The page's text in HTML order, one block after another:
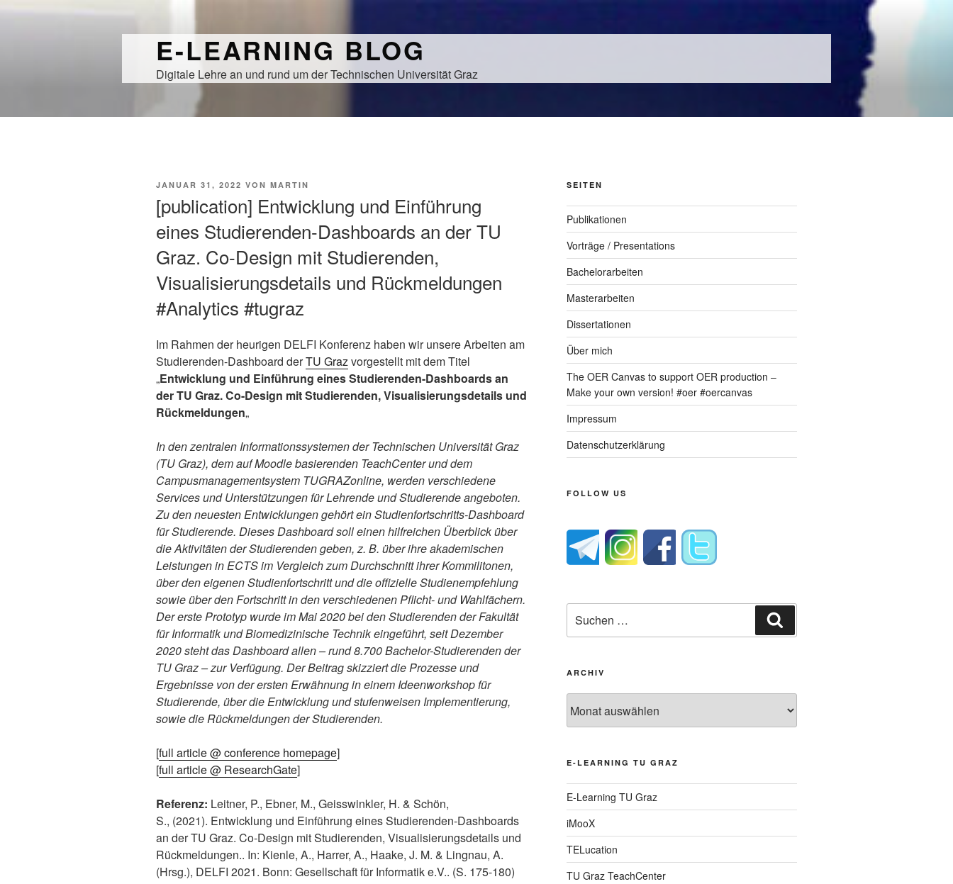
E-LEARNING BLOG
Digitale Lehre an und rund um der Technischen Universität Graz
VERÖFFENTLICHT
JANUAR 31, 2022 VON MARTIN
[publication] Entwicklung und Einführung
eines Studierenden-Dashboards an der TU
Graz. Co-Design mit Studierenden,
Visualisierungsdetails und Rückmeldungen
#Analytics #tugraz
Im Rahmen der heurigen DELFI Konferenz haben wir unsere Arbeiten am
Studierenden-Dashboard derTU Grazvorgestellt mit dem Titel
„Entwicklung und Einführung eines Studierenden-Dashboards an
der TU Graz. Co-Design mit Studierenden, Visualisierungsdetails und
Rückmeldungen„
In den zentralen Informationssystemen der Technischen Universität Graz
(TU Graz), dem auf Moodle basierenden TeachCenter und dem
Campusmanagementsystem TUGRAZonline, werden verschiedene
Services und Unterstützungen für Lehrende und Studierende angeboten.
Zu den neuesten Entwicklungen gehört ein Studienfortschritts-Dashboard
für Studierende. Dieses Dashboard soll einen hilfreichen Überblick über
die Aktivitäten der Studierenden geben, z. B. über ihre akademischen
Leistungen in ECTS im Vergleich zum Durchschnitt ihrer Kommilitonen,
über den eigenen Studienfortschritt und die offizielle Studienempfehlung
sowie über den Fortschritt in den verschiedenen Pflicht- und Wahlfächern.
Der erste Prototyp wurde im Mai 2020 bei den Studierenden der Fakultät
für Informatik und Biomedizinische Technik eingeführt, seit Dezember
2020 steht das Dashboard allen – rund 8.700 Bachelor-Studierenden der
TU Graz – zur Verfügung. Der Beitrag skizziert die Prozesse und
Ergebnisse von der ersten Erwähnung in einem Ideenworkshop für
Studierende, über die Entwicklung und stufenweisen Implementierung,
sowie die Rückmeldungen der Studierenden.
[full article @ conference homepage]
[full article @ ResearchGate]
Referenz: Leitner, P., Ebner, M., Geisswinkler, H. & Schön,
S., (2021). Entwicklung und Einführung eines Studierenden-Dashboards
an der TU Graz. Co-Design mit Studierenden, Visualisierungsdetails und
Rückmeldungen.. In: Kienle, A., Harrer, A., Haake, J. M. & Lingnau, A.
(Hrsg.), DELFI 2021. Bonn: Gesellschaft für Informatik e.V.. (S. 175-180)
SEITEN
Publikationen
Vorträge / Presentations
Bachelorarbeiten
Masterarbeiten
Dissertationen
Über mich
The OER Canvas to support OER production –
Make your own version! #oer #oercanvas
Impressum
Datenschutzerklärung
FOLLOW US
nach:
ARCHIV
E-LEARNING TU GRAZ
E-Learning TU Graz
iMooX
TELucation
TU Graz TeachCenter